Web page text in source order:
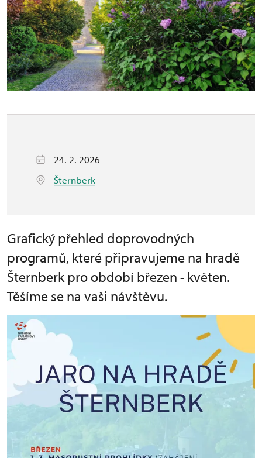
24. 2. 2026
Šternberk
Grafický přehled doprovodných
programů, které připravujeme na hradě
Šternberk pro období březen - květen.
Těšíme se na vaši návštěvu.